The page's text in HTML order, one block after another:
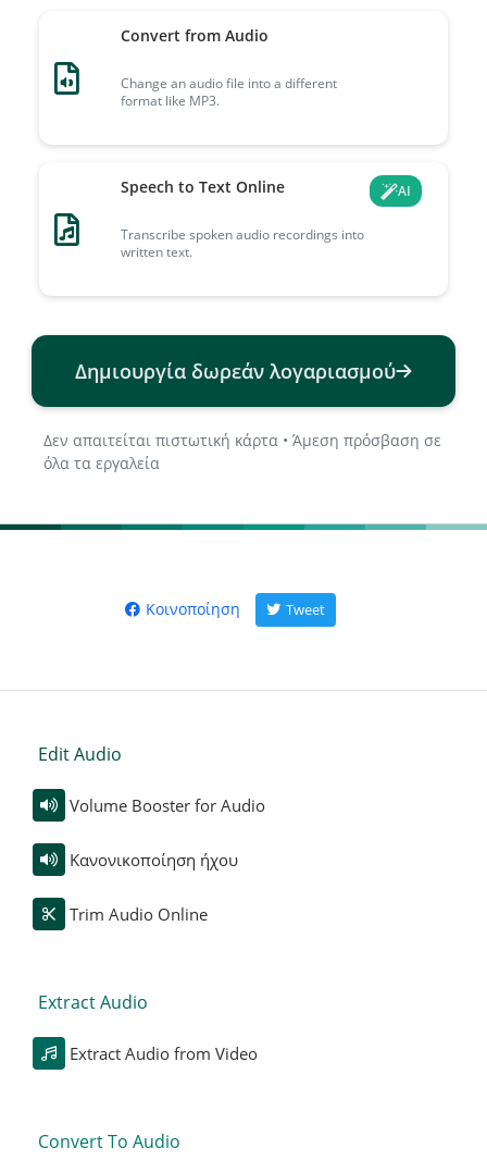
Convert from Audio
Change an audio file into a different
format like MP3.
Speech to Text Online
Transcribe spoken audio recordings into
written text.
AI
Δημιουργία δωρεάν λογαριασμού
Δεν απαιτείται πιστωτική κάρτα • Άμεση πρόσβαση σε
όλα τα εργαλεία
Κοινοποίηση Tweet
Edit Audio
Volume Booster for Audio
Κανονικοποίηση ήχου
Trim Audio Online
Extract Audio
Extract Audio from Video
Convert To Audio